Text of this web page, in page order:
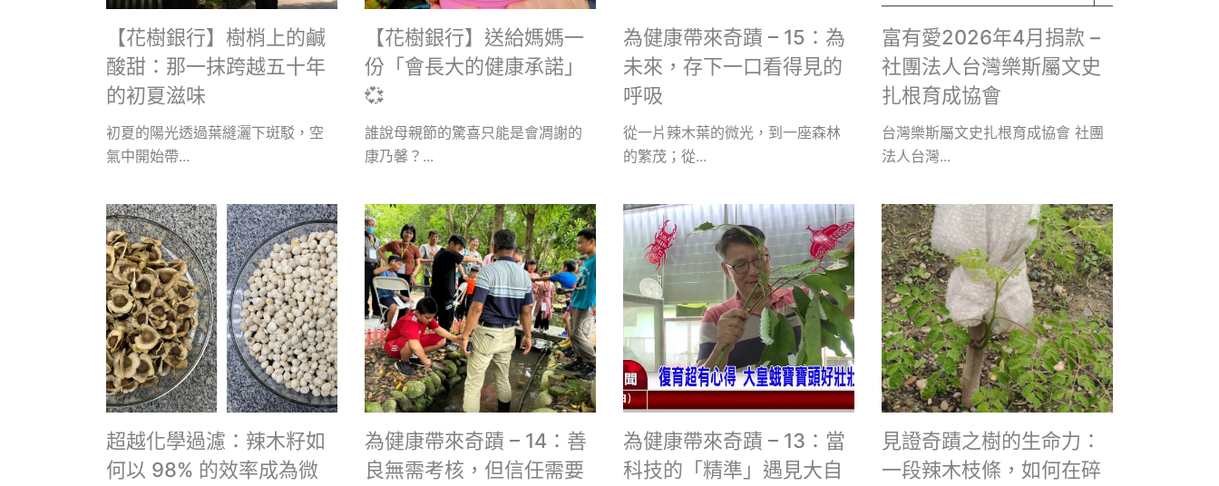
【花樹銀行】樹梢上的鹹
酸甜：那一抹跨越五十年
的初夏滋味
初夏的陽光透過葉縫灑下斑駁，空
氣中開始帶...
【花樹銀行】送給媽媽一
份「會長大的健康承諾」
💞
誰說母親節的驚喜只能是會凋謝的
康乃馨？...
為健康帶來奇蹟 – 15：為
未來，存下一口看得見的
呼吸
從一片辣木葉的微光，到一座森林
的繁茂；從...
富有愛2026年4月捐款 –
社團法人台灣樂斯屬文史
扎根育成協會
台灣樂斯屬文史扎根育成協會 社團
法人台灣...
超越化學過濾：辣木籽如
何以 98% 的效率成為微
為健康帶來奇蹟 – 14：善
良無需考核，但信任需要
為健康帶來奇蹟 – 13：當
科技的「精準」遇見大自
見證奇蹟之樹的生命力：
一段辣木枝條，如何在碎